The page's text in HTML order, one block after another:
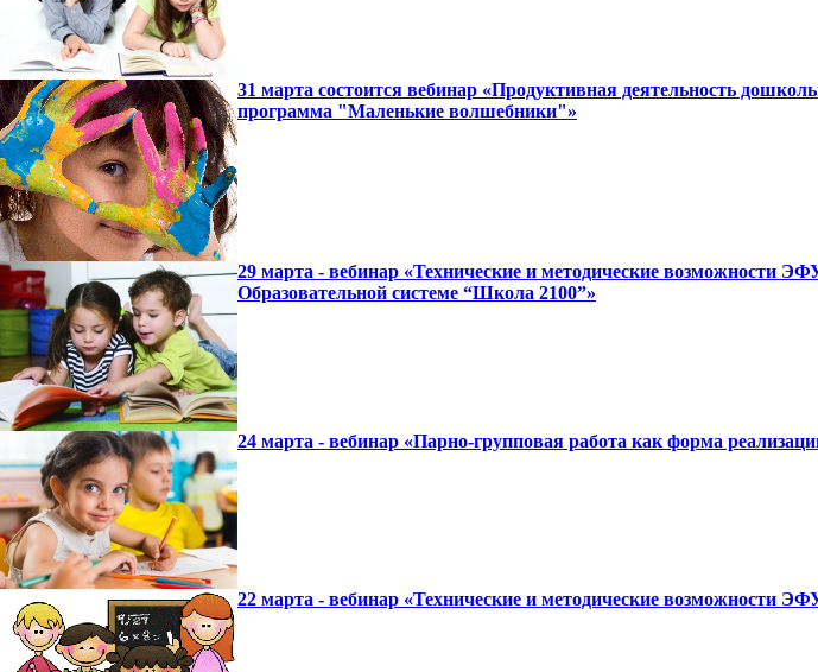
31 марта состоится вебинар «Продуктивная деятельность
программа "Маленькие волшебники"»
29 марта - вебинар «Технические и методические возможности
Образовательной системе “Школа 2100”»
24 марта - вебинар «Парно-групповая работа как форма
22 марта - вебинар «Технические и методические возможности